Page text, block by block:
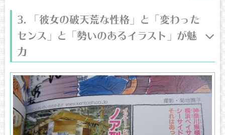
「彼女の破天荒な性格」と「変わった
センス」と「勢いのあるイラスト」が魅
力